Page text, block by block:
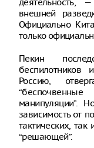
внешней
Официально
только
Пекин
беспилотников
Россию,
манипуляции”.
зависимость от
тактических,
“решающей”.